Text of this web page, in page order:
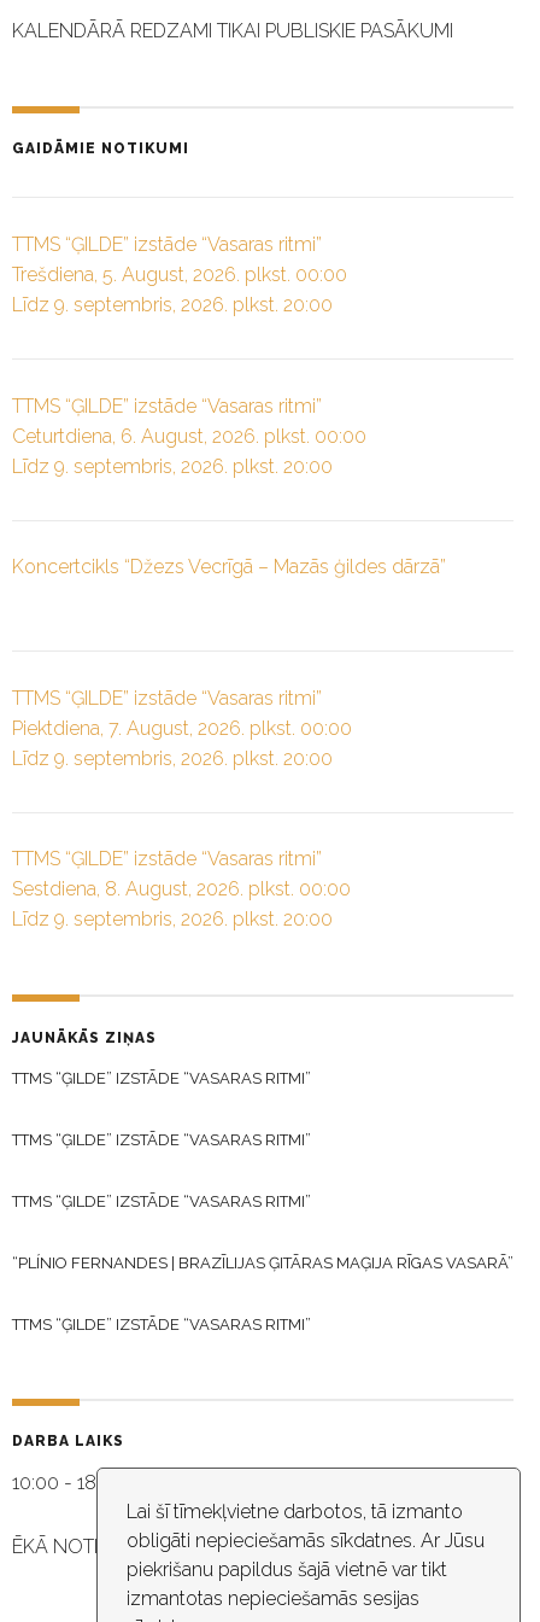
Lai šī tīmekļvietne darbotos, tā izmanto
obligāti nepieciešamās sīkdatnes. Ar Jūsu
piekrišanu papildus šajā vietnē var tikt
izmantotas nepieciešamās sesijas
KALENDĀRĀ REDZAMI TIKAI PUBLISKIE PASĀKUMI
GAIDĀMIE NOTIKUMI
TTMS “ĢILDE” izstāde “Vasaras ritmi”
Trešdiena, 5. August, 2026. plkst. 00:00
Līdz 9. septembris, 2026. plkst. 20:00
TTMS “ĢILDE” izstāde “Vasaras ritmi”
Ceturtdiena, 6. August, 2026. plkst. 00:00
Līdz 9. septembris, 2026. plkst. 20:00
Koncertcikls “Džezs Vecrīgā – Mazās ģildes dārzā”
TTMS “ĢILDE” izstāde “Vasaras ritmi”
Piektdiena, 7. August, 2026. plkst. 00:00
Līdz 9. septembris, 2026. plkst. 20:00
TTMS “ĢILDE” izstāde “Vasaras ritmi”
Sestdiena, 8. August, 2026. plkst. 00:00
Līdz 9. septembris, 2026. plkst. 20:00
JAUNĀKĀS ZIŅAS
TTMS “ĢILDE” IZSTĀDE “VASARAS RITMI”
TTMS “ĢILDE” IZSTĀDE “VASARAS RITMI”
TTMS “ĢILDE” IZSTĀDE “VASARAS RITMI”
“PLÍNIO FERNANDES | BRAZĪLIJAS ĢITĀRAS MAĢIJA RĪGAS VASARĀ”
TTMS “ĢILDE” IZSTĀDE “VASARAS RITMI”
DARBA LAIKS
10:00 - 18:30
ĒKĀ NOTIEK VIDEO NOVĒROŠANA